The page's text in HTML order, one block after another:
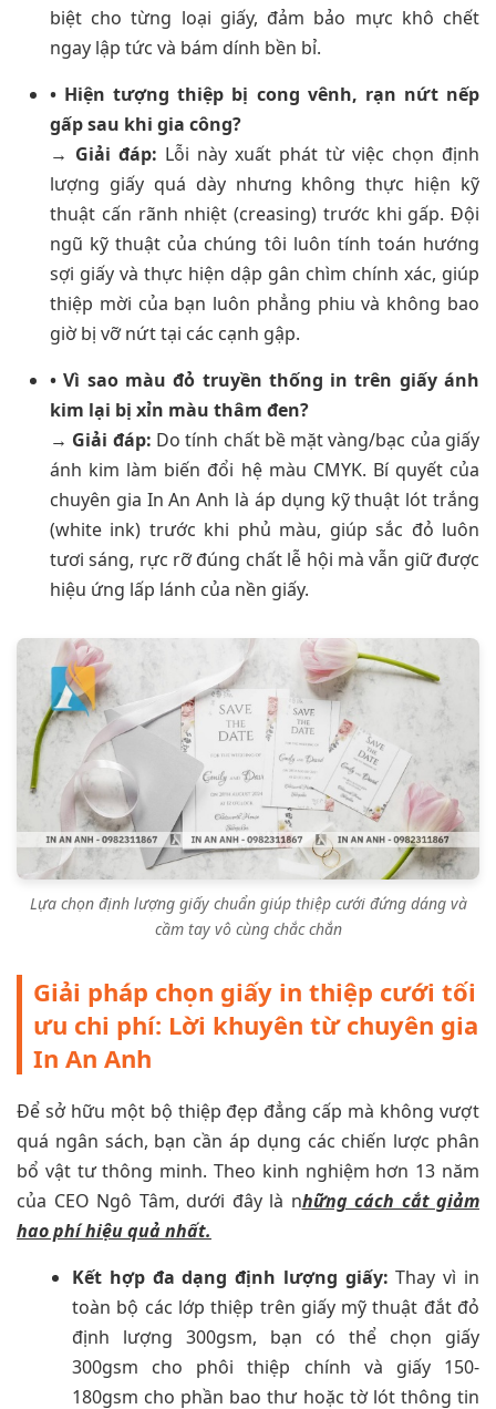
biệt cho từng loại giấy, đảm bảo mực khô chết
ngay lập tức và bám dính bền bỉ.
• Hiện tượng thiệp bị cong vênh, rạn nứt nếp
gấp sau khi gia công?
→ Giải đáp: Lỗi này xuất phát từ việc chọn định
lượng giấy quá dày nhưng không thực hiện kỹ
thuật cấn rãnh nhiệt (creasing) trước khi gấp. Đội
ngũ kỹ thuật của chúng tôi luôn tính toán hướng
sợi giấy và thực hiện dập gân chìm chính xác, giúp
thiệp mời của bạn luôn phẳng phiu và không bao
giờ bị vỡ nứt tại các cạnh gập.
• Vì sao màu đỏ truyền thống in trên giấy ánh
kim lại bị xỉn màu thâm đen?
→ Giải đáp: Do tính chất bề mặt vàng/bạc của giấy
ánh kim làm biến đổi hệ màu CMYK. Bí quyết của
chuyên gia In An Anh là áp dụng kỹ thuật lót trắng
(white ink) trước khi phủ màu, giúp sắc đỏ luôn
tươi sáng, rực rỡ đúng chất lễ hội mà vẫn giữ được
hiệu ứng lấp lánh của nền giấy.
Lựa chọn định lượng giấy chuẩn giúp thiệp cưới đứng dáng và
cầm tay vô cùng chắc chắn
Giải pháp chọn giấy in thiệp cưới tối
ưu chi phí: Lời khuyên từ chuyên gia
In An Anh
Để sở hữu một bộ thiệp đẹp đẳng cấp mà không vượt
quá ngân sách, bạn cần áp dụng các chiến lược phân
bổ vật tư thông minh. Theo kinh nghiệm hơn 13 năm
của CEO Ngô Tâm, dưới đây là những cách cắt giảm
hao phí hiệu quả nhất.
Kết hợp đa dạng định lượng giấy: Thay vì in
toàn bộ các lớp thiệp trên giấy mỹ thuật đắt đỏ
định lượng 300gsm, bạn có thể chọn giấy
300gsm cho phôi thiệp chính và giấy 150-
180gsm cho phần bao thư hoặc tờ lót thông tin